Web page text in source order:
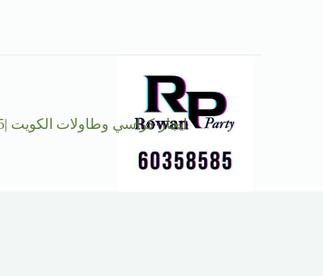
ايجار كراسي وطاولات الكويت |60358585